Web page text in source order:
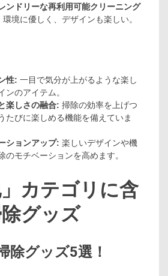
ンドリーな再利用可能クリーニング
環境に優しく、デザインも楽しい。
性: 一目で気分が上がるような楽し
ンのアイテム。
楽しさの融合: 掃除の効率を上げつ
たびに楽しめる機能を備えていま
ションアップ: 楽しいデザインや機
のモチベーションを高めます。
」カテゴリに含
グッズ
除グッズ5選！